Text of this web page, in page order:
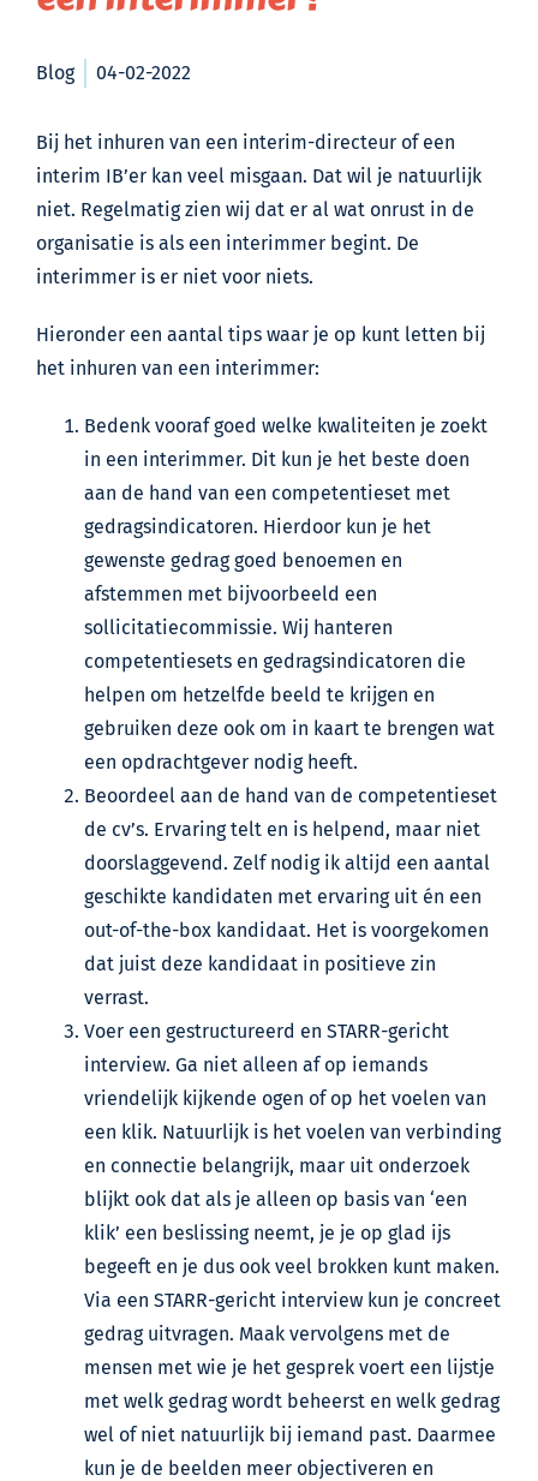
Blog 04-02-2022
Bij het inhuren van een interim-directeur of een
interim IB’er kan veel misgaan. Dat wil je natuurlijk
niet. Regelmatig zien wij dat er al wat onrust in de
organisatie is als een interimmer begint. De
interimmer is er niet voor niets.
Hieronder een aantal tips waar je op kunt letten bij
het inhuren van een interimmer:
Bedenk vooraf goed welke kwaliteiten je zoekt
in een interimmer. Dit kun je het beste doen
aan de hand van een competentieset met
gedragsindicatoren. Hierdoor kun je het
gewenste gedrag goed benoemen en
afstemmen met bijvoorbeeld een
sollicitatiecommissie. Wij hanteren
competentiesets en gedragsindicatoren die
helpen om hetzelfde beeld te krijgen en
gebruiken deze ook om in kaart te brengen wat
een opdrachtgever nodig heeft.
Beoordeel aan de hand van de competentieset
de cv’s. Ervaring telt en is helpend, maar niet
doorslaggevend. Zelf nodig ik altijd een aantal
geschikte kandidaten met ervaring uit én een
out-of-the-box kandidaat. Het is voorgekomen
dat juist deze kandidaat in positieve zin
verrast.
Voer een gestructureerd en STARR-gericht
interview. Ga niet alleen af op iemands
vriendelijk kijkende ogen of op het voelen van
een klik. Natuurlijk is het voelen van verbinding
en connectie belangrijk, maar uit onderzoek
blijkt ook dat als je alleen op basis van ‘een
klik’ een beslissing neemt, je je op glad ijs
begeeft en je dus ook veel brokken kunt maken.
Via een STARR-gericht interview kun je concreet
gedrag uitvragen. Maak vervolgens met de
mensen met wie je het gesprek voert een lijstje
met welk gedrag wordt beheerst en welk gedrag
wel of niet natuurlijk bij iemand past. Daarmee
kun je de beelden meer objectiveren en